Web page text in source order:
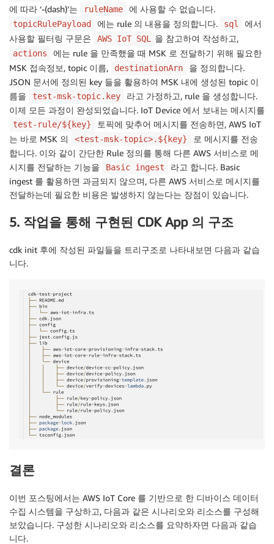
에 따라 ‘-(dash)’는
ruleName 에 사용할 수 없습니다.
topicRulePayload 에는 rule 의 내용을 정의합니다. sql
에서
사용할 필터링 구문은
AWS IoT SQL 을 참고하여 작성하고,
actions
에는 rule 을 만족했을 때 MSK 로 전달하기 위해 필요한
MSK 접속정보, topic 이름,
destinationArn
을 정의합니다.
JSON 문서에 정의된 key 들을 활용하여 MSK 내에 생성된 topic 이
름을
test-msk-topic.key
라고 가정하고, rule 을 생성합니다.
이제 모든 과정이 완성되었습니다. IoT Device 에서 보내는 메시지를
test-rule/${key}
토픽에 맞추어 메시지를 전송하면, AWS IoT
는 바로 MSK 의
<test-msk-topic>.${key}
로 메시지를 전송
합니다. 이와 같이 간단한 Rule 정의를 통해 다른 AWS 서비스로 메
시지를 전달하는 기능을
Basic ingest
라고 합니다. Basic
ingest 를 활용하면 과금되지 않으며, 다른 AWS 서비스로 메시지를
전달하는데 필요한 비용은 발생하지 않는다는 장점이 있습니다.
5. 작업을 통해 구현된 CDK App 의 구조
cdk init 후에 작성된 파일들을 트리구조로 나타내보면 다음과 같습
니다.
결론
이번 포스팅에서는 AWS IoT Core 를 기반으로 한 디바이스 데이터
수집 시스템을 구상하고, 다음과 같은 시나리오와 리소스를 구성해
보았습니다. 구성한 시나리오와 리소스를 요약하자면 다음과 같습
니다.